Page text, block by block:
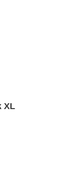
XL